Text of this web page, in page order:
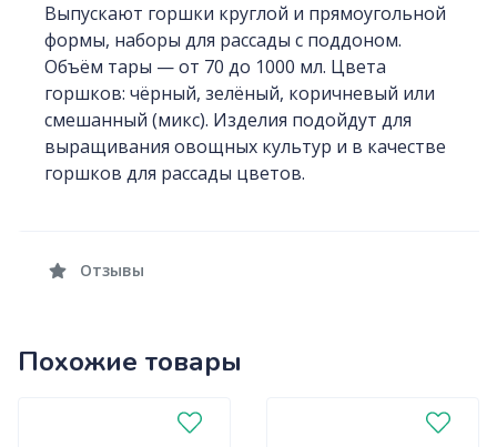
Выпускают горшки круглой и прямоугольной
формы, наборы для рассады с поддоном.
Объём тары — от 70 до 1000 мл. Цвета
горшков: чёрный, зелёный, коричневый или
смешанный (микс). Изделия подойдут для
выращивания овощных культур и в качестве
горшков для рассады цветов.
Отзывы
Похожие товары